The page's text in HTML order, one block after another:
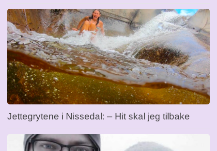
Jettegrytene i Nissedal: – Hit skal jeg tilbake